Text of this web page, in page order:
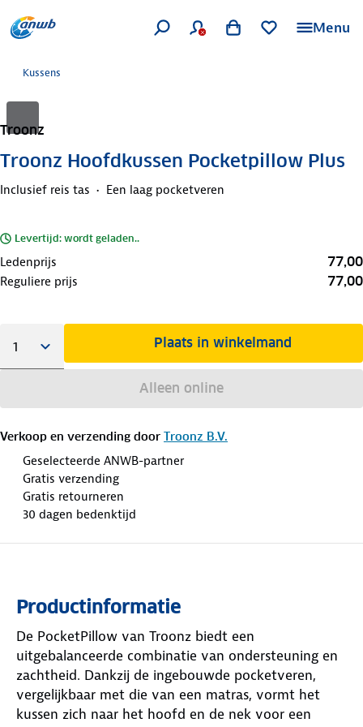
Menu
Kussens
Troonz
Troonz Hoofdkussen Pocketpillow Plus
Inclusief reis tas Een laag pocketveren
Levertijd: wordt geladen..
Ledenprijs 77,00
Reguliere prijs 77,00
Plaats in winkelmand
Alleen online
Verkoop en verzending door Troonz B.V.
Geselecteerde ANWB-partner
Gratis verzending
Gratis retourneren
30 dagen bedenktijd
Productinformatie
De PocketPillow van Troonz biedt een
uitgebalanceerde combinatie van ondersteuning en
zachtheid. Dankzij de ingebouwde pocketveren,
vergelijkbaar met die van een matras, vormt het
kussen zich naar het hoofd en de nek voor een